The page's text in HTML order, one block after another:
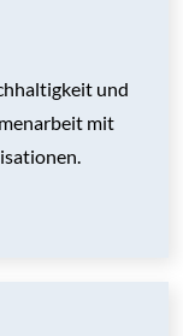
und
mit